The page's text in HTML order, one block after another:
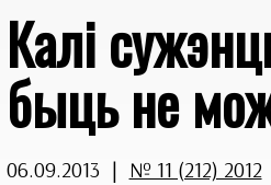
Калі
быць не
06.09.2013 | № 11 (212) 2012